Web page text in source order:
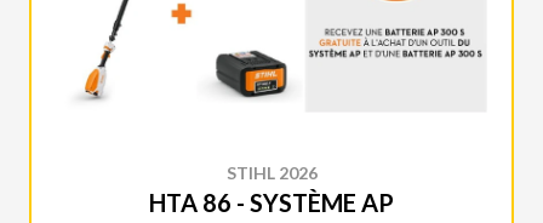
STIHL 2026
HTA 86 - SYSTÈME AP